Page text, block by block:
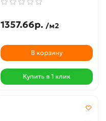
1357.66р. /м2
В корзину
Купить в 1 клик